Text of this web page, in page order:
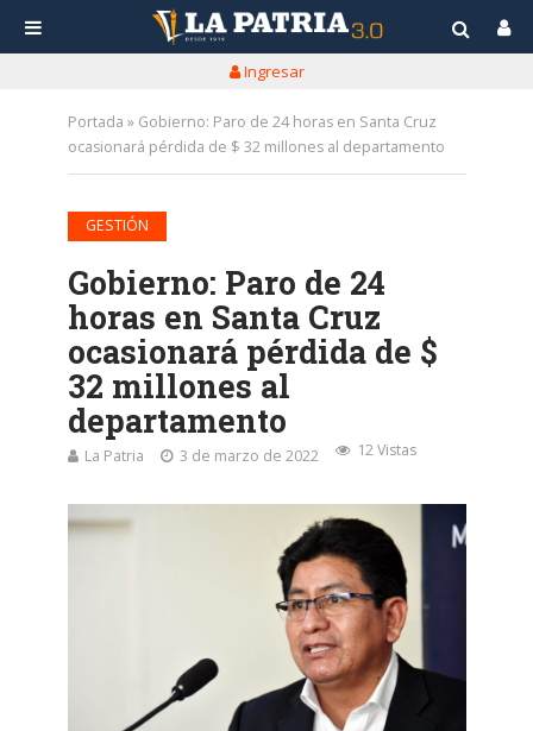
Ingresar
Portada » Gobierno: Paro de 24 horas en Santa Cruz
ocasionará pérdida de $ 32 millones al departamento
GESTIÓN
Gobierno: Paro de 24
horas en Santa Cruz
ocasionará pérdida de $
32 millones al
departamento
La Patria 3 de marzo de 2022 12 Vistas